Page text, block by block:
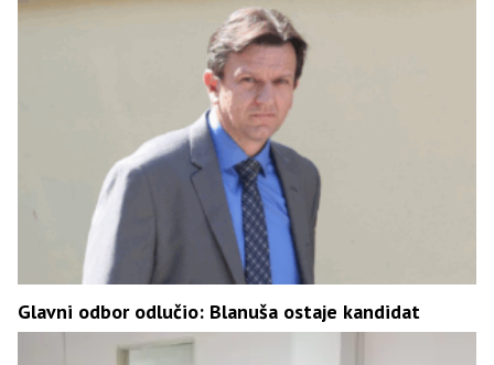
Glavni odbor odlučio: Blanuša ostaje kandidat